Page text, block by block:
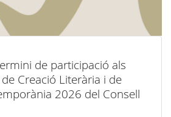
de participació als
Creació Literària i de
2026 del Consell